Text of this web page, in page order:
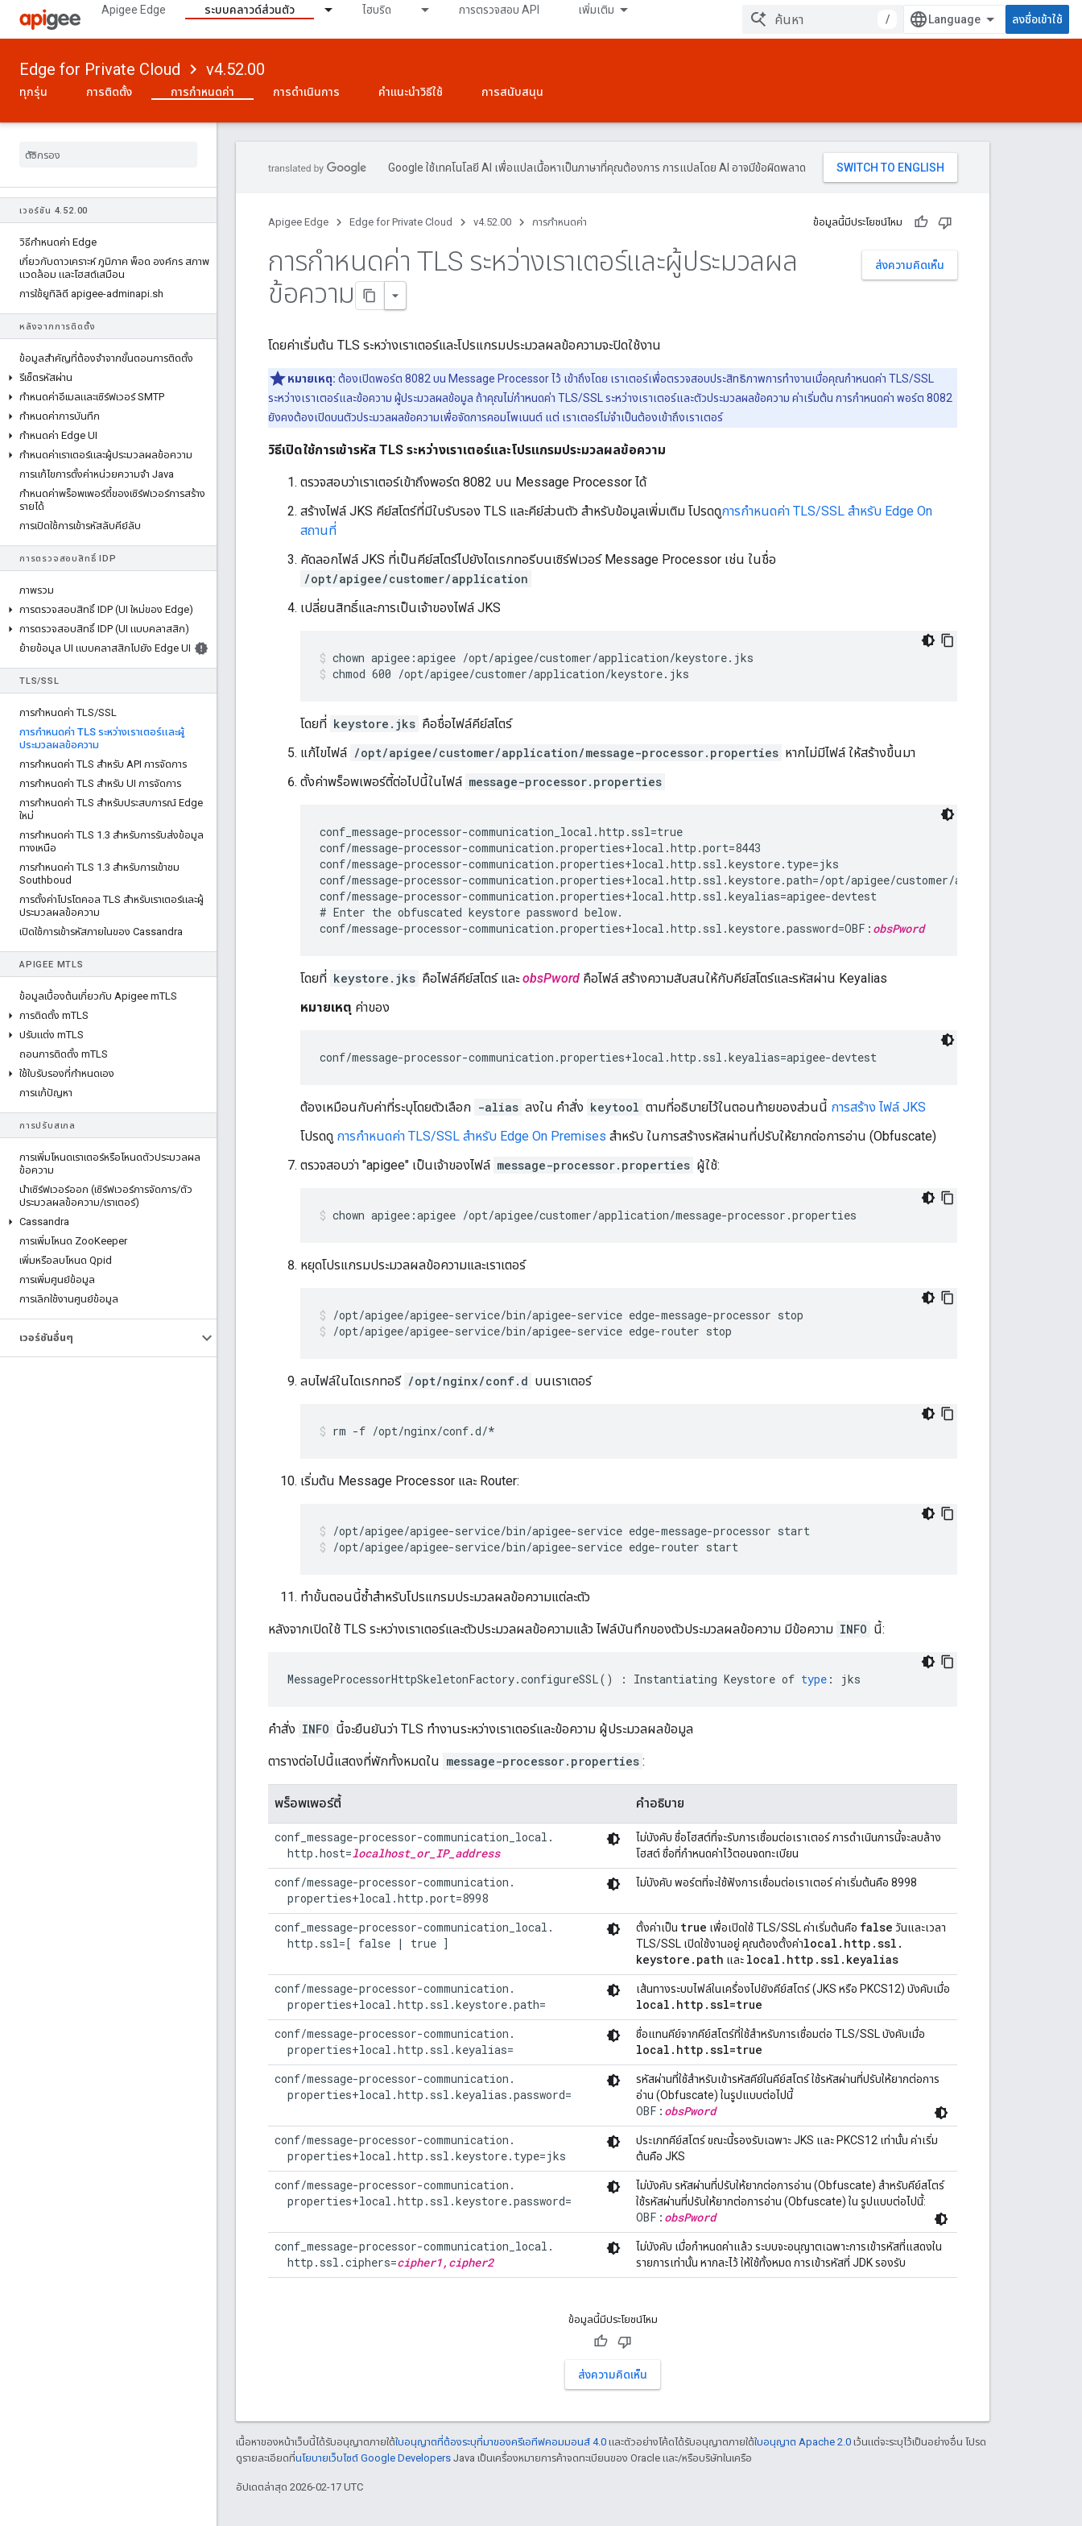
Apigee Edge ระบบคลาวด์ส่วนตัว ไฮบริด การตรวจสอบ API เพิ่มเติม
/ ลงชื่อเข้าใช้
Edge for Private Cloud v4.52.00
ทุกรุ่น การติดตั้ง การกำหนดค่า การดำเนินการ คำแนะนำวิธีใช้ การสนับสนุน
เวอร์ชัน 4. 52.00
วิธีกําหนดค่า Edge
เกี่ยวกับดาวเคราะห์ ภูมิภาค พ็อด องค์กร สภาพ
แวดล้อม และโฮสต์เสมือน
การใช้ยูทิลิตี apigee-adminapi.sh
หลังจากการติดตั้ง
ข้อมูลสําคัญที่ต้องจําจากขั้นตอนการติดตั้ง
รีเซ็ตรหัสผ่าน
กําหนดค่าอีเมลและเซิร์ฟเวอร์ SMTP
กําหนดค่าการบันทึก
กําหนดค่า Edge UI
กําหนดค่าเราเตอร์และผู้ประมวลผลข้อความ
การแก้ไขการตั้งค่าหน่วยความจํา Java
กําหนดค่าพร็อพเพอร์ตี้ของเซิร์ฟเวอร์การสร้าง
รายได้
การเปิดใช้การเข้ารหัสลับคีย์ลับ
การตรวจสอบสิทธิ์ IDP
ภาพรวม
การตรวจสอบสิทธิ์ IDP (UI ใหม่ของ Edge)
การตรวจสอบสิทธิ์ IDP (UI แบบคลาสสิก)
ย้ายข้อมูล UI แบบคลาสสิกไปยัง Edge UI
TLS/SSL
การกําหนดค่า TLS/SSL
การกําหนดค่า TLS ระหว่างเราเตอร์และผู้
ประมวลผลข้อความ
การกําหนดค่า TLS สําหรับ API การจัดการ
การกําหนดค่า TLS สําหรับ UI การจัดการ
การกําหนดค่า TLS สําหรับประสบการณ์ Edge
ใหม่
การกําหนดค่า TLS 1 .3 สําหรับการรับส่งข้อมูล
ทางเหนือ
การกําหนดค่า TLS 1 .3 สําหรับการเข้าชม
Southboud
การตั้งค่าโปรโตคอล TLS สําหรับเราเตอร์และผู้
ประมวลผลข้อความ
เปิดใช้การเข้ารหัสภายในของ Cassandra
APIGEE MTLS
ข้อมูลเบื้องต้นเกี่ยวกับ Apigee mTLS
การติดตั้ง mTLS
ปรับแต่ง mTLS
ถอนการติดตั้ง mTLS
ใช้ใบรับรองที่กําหนดเอง
การแก้ปัญหา
การปรับสเกล
การเพิ่มโหนดเราเตอร์หรือโหนดตัวประมวลผล
ข้อความ
นําเซิร์ฟเวอร์ออก (เซิร์ฟเวอร์การจัดการ/ตัว
ประมวลผลข้อความ/เราเตอร์)
Cassandra
การเพิ่มโหนด ZooKeeper
เพิ่มหรือลบโหนด Qpid
การเพิ่มศูนย์ข้อมูล
การเลิกใช้งานศูนย์ข้อมูล
เวอร์ชันอื่นๆ
Google ใช้เทคโนโลยี AI เพื่อแปลเนื้อหาเป็นภาษาที่คุณต้องการ การแปลโดย AI อาจมีข้อผิดพลาด
Apigee Edge Edge for Private Cloud v4.52.00 การกำหนดค่า ข้อมูลนี้มีประโยชน์ไหม
ส่งความคิดเห็น
การกําหนดค่า TLS ระหว่างเราเตอร์และผู้ประมวลผล
ข้อความ
โดยค่าเริ่มต้น TLS ระหว่างเราเตอร์และโปรแกรมประมวลผลข้อความจะปิดใช้งาน
หมายเหตุ: ต้องเปิดพอร์ต 8082 บน Message Processor ไว้ เข้าถึงโดย เราเตอร์เพื่อตรวจสอบประสิทธิภาพการทำงานเมื่อคุณกำหนดค่า TLS/SSL
ระหว่างเราเตอร์และข้อความ ผู้ประมวลผลข้อมูล ถ้าคุณไม่กำหนดค่า TLS/SSL ระหว่างเราเตอร์และตัวประมวลผลข้อความ ค่าเริ่มต้น การกำหนดค่า พอร์ต 8082
ยังคงต้องเปิดบนตัวประมวลผลข้อความเพื่อจัดการคอมโพเนนต์ แต่ เราเตอร์ไม่จำเป็นต้องเข้าถึงเราเตอร์
วิธีเปิดใช้การเข้ารหัส TLS ระหว่างเราเตอร์และโปรแกรมประมวลผลข้อความ
ตรวจสอบว่าเราเตอร์เข้าถึงพอร์ต 8082 บน Message Processor ได้
สร้างไฟล์ JKS คีย์สโตร์ที่มีใบรับรอง TLS และคีย์ส่วนตัว สำหรับข้อมูลเพิ่มเติม โปรดดูการกำหนดค่า TLS/SSL สำหรับ Edge On
สถานที่
คัดลอกไฟล์ JKS ที่เป็นคีย์สโตร์ไปยังไดเรกทอรีบนเซิร์ฟเวอร์ Message Processor เช่น ในชื่อ
/opt/apigee/customer/application
เปลี่ยนสิทธิ์และการเป็นเจ้าของไฟล์ JKS
chmod 600 /opt/apigee/customer/application/keystore.jks
โดยที่ keystore.jks คือชื่อไฟล์คีย์สโตร์
แก้ไขไฟล์ /opt/apigee/customer/application/message-processor.properties หากไม่มีไฟล์ ให้สร้างขึ้นมา
ตั้งค่าพร็อพเพอร์ตี้ต่อไปนี้ในไฟล์ message-processor.properties
conf_message-processor-communication_local.http.ssl=true
conf/message-processor-communication.properties+local.http.port=8443
conf/message-processor-communication.properties+local.http.ssl.keystore.type=jks
conf/message-processor-communication.properties+local.http.ssl.keystore.path=/opt/apigee/customer/application/
conf/message-processor-communication.properties+local.http.ssl.keyalias=apigee-devtest
# Enter the obfuscated keystore password below.
conf/message-processor-communication.properties+local.http.ssl.keystore.password=OBF: obsPword
โดยที่ keystore.jks คือไฟล์คีย์สโตร์ และobsPword คือไฟล์ สร้างความสับสนให้กับคีย์สโตร์และรหัสผ่าน Keyalias
หมายเหตุ ค่าของ
conf/message-processor-communication.properties+local.http.ssl.keyalias=apigee-devtest
ต้องเหมือนกับค่าที่ระบุโดยตัวเลือก -alias ลงใน คำสั่ง keytool ตามที่อธิบายไว้ในตอนท้ายของส่วนนี้ การสร้าง ไฟล์ JKS
โปรดดู การกำหนดค่า TLS/SSL สำหรับ Edge On Premises สำหรับ ในการสร้างรหัสผ่านที่ปรับให้ยากต่อการอ่าน (Obfuscate)
ตรวจสอบว่า "apigee" เป็นเจ้าของไฟล์ message-processor.properties ผู้ใช้:
chown apigee:apigee /opt/apigee/customer/application/message-processor.properties
หยุดโปรแกรมประมวลผลข้อความและเราเตอร์
/opt/apigee/apigee-service/bin/apigee-service edge-router stop
ลบไฟล์ในไดเรกทอรี /opt/nginx/conf.d บนเราเตอร์
rm -f /opt/nginx/conf.d/*
เริ่มต้น Message Processor และ Router:
/opt/apigee/apigee-service/bin/apigee-service edge-router start
ทำขั้นตอนนี้ซ้ำสำหรับโปรแกรมประมวลผลข้อความแต่ละตัว
หลังจากเปิดใช้ TLS ระหว่างเราเตอร์และตัวประมวลผลข้อความแล้ว ไฟล์บันทึกของตัวประมวลผลข้อความ มีข้อความ INFO นี้:
MessageProcessorHttpSkeletonFactory.configureSSL() : Instantiating Keystore of type : jks
คำสั่ง INFO นี้จะยืนยันว่า TLS ทำงานระหว่างเราเตอร์และข้อความ ผู้ประมวลผลข้อมูล
ตารางต่อไปนี้แสดงที่พักทั้งหมดใน message-processor.properties :
พร็อพเพอร์ตี้ คำอธิบาย
conf_message-processor-communication_local.
  http.host=
localhost_or_IP_address
ไม่บังคับ ชื่อโฮสต์ที่จะรับการเชื่อมต่อเราเตอร์ การดำเนินการนี้จะลบล้าง
โฮสต์ ชื่อที่กำหนดค่าไว้ตอนจดทะเบียน
conf/message-processor-communication.
  properties+local.http.port=8998
ไม่บังคับ พอร์ตที่จะใช้ฟังการเชื่อมต่อเราเตอร์ ค่าเริ่มต้นคือ 8998
conf_message-processor-communication_local.
  http.ssl=[ false | true ]
ตั้งค่าเป็น true เพื่อเปิดใช้ TLS/SSL ค่าเริ่มต้นคือ false วันและเวลา
TLS/SSL เปิดใช้งานอยู่ คุณต้องตั้งค่าlocal . http .ssl .
keystore . path และ local . http .ssl . keyalias
conf/message-processor-communication.
  properties+local.http.ssl.keystore.path=
เส้นทางระบบไฟล์ในเครื่องไปยังคีย์สโตร์ (JKS หรือ PKCS12) บังคับเมื่อ
local . http .ssl=true
conf/message-processor-communication.
  properties+local.http.ssl.keyalias=
ชื่อแทนคีย์จากคีย์สโตร์ที่ใช้สำหรับการเชื่อมต่อ TLS/SSL บังคับเมื่อ
local . http .ssl=true
conf/message-processor-communication.
  properties+local.http.ssl.keyalias.password=
รหัสผ่านที่ใช้สำหรับเข้ารหัสคีย์ในคีย์สโตร์ ใช้รหัสผ่านที่ปรับให้ยากต่อการ
อ่าน (Obfuscate) ในรูปแบบต่อไปนี้
OBF: obsPword
conf/message-processor-communication.
  properties+local.http.ssl.keystore.type=jks
ประเภทคีย์สโตร์ ขณะนี้รองรับเฉพาะ JKS และ PKCS12 เท่านั้น ค่าเริ่ม
ต้นคือ JKS
conf/message-processor-communication.
  properties+local.http.ssl.keystore.password=
ไม่บังคับ รหัสผ่านที่ปรับให้ยากต่อการอ่าน (Obfuscate) สำหรับคีย์สโตร์
ใช้รหัสผ่านที่ปรับให้ยากต่อการอ่าน (Obfuscate) ใน รูปแบบต่อไปนี้:
OBF: obsPword
conf_message-processor-communication_local.
  http.ssl.ciphers=
cipher1,cipher2
ไม่บังคับ เมื่อกำหนดค่าแล้ว ระบบจะอนุญาตเฉพาะการเข้ารหัสที่แสดงใน
รายการเท่านั้น หากละไว้ ให้ใช้ทั้งหมด การเข้ารหัสที่ JDK รองรับ
ข้อมูลนี้มีประโยชน์ไหม
ส่งความคิดเห็น
เนื้อหาของหน้าเว็บนี้ได้รับอนุญาตภายใต้ใบอนุญาตที่ต้องระบุที่มาของครีเอทีฟคอมมอนส์ 4.0 และตัวอย่างโค้ดได้รับอนุญาตภายใต้ใบอนุญาต Apache 2.0 เว้นแต่จะระบุไว้เป็นอย่างอื่น โปรด
ดูรายละเอียดที่นโยบายเว็บไซต์ Google Developers Java เป็นเครื่องหมายการค้าจดทะเบียนของ Oracle และ/หรือบริษัทในเครือ
อัปเดตล่าสุด 2026-02-17 UTC